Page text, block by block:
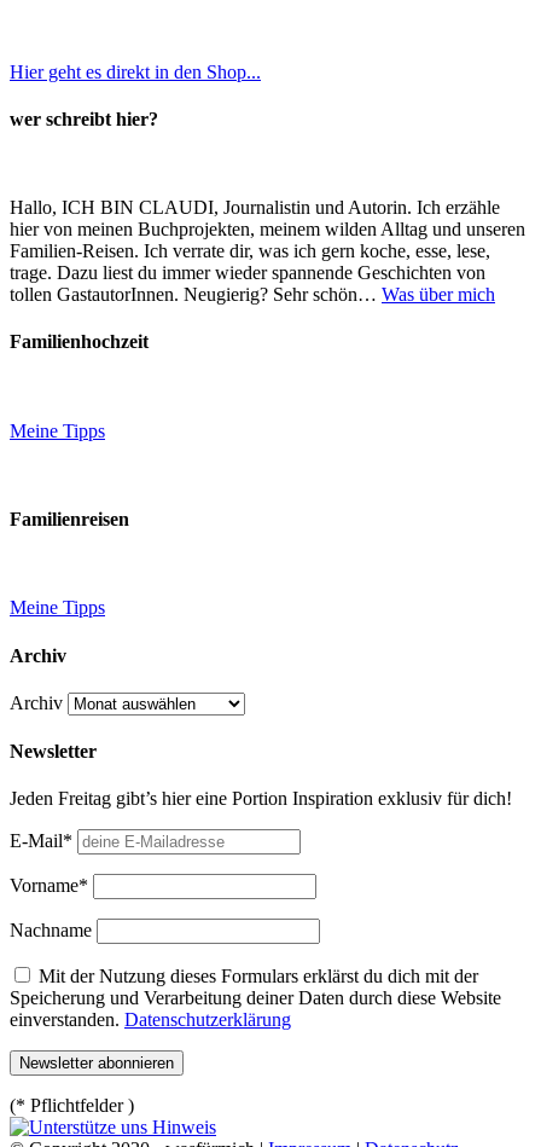
Hier geht es direkt in den Shop...
wer schreibt hier?
Hallo, ICH BIN CLAUDI, Journalistin und Autorin. Ich erzähle
hier von meinen Buchprojekten, meinem wilden Alltag und unseren
Familien-Reisen. Ich verrate dir, was ich gern koche, esse, lese,
trage. Dazu liest du immer wieder spannende Geschichten von
tollen GastautorInnen. Neugierig? Sehr schön… Was über mich
Familienhochzeit
Meine Tipps
Familienreisen
Meine Tipps
Archiv
Archiv
Newsletter
Jeden Freitag gibt’s hier eine Portion Inspiration exklusiv für dich!
E-Mail*
Vorname*
Nachname
Mit der Nutzung dieses Formulars erklärst du dich mit der
Speicherung und Verarbeitung deiner Daten durch diese Website
einverstanden. Datenschutzerklärung
(* Pflichtfelder )